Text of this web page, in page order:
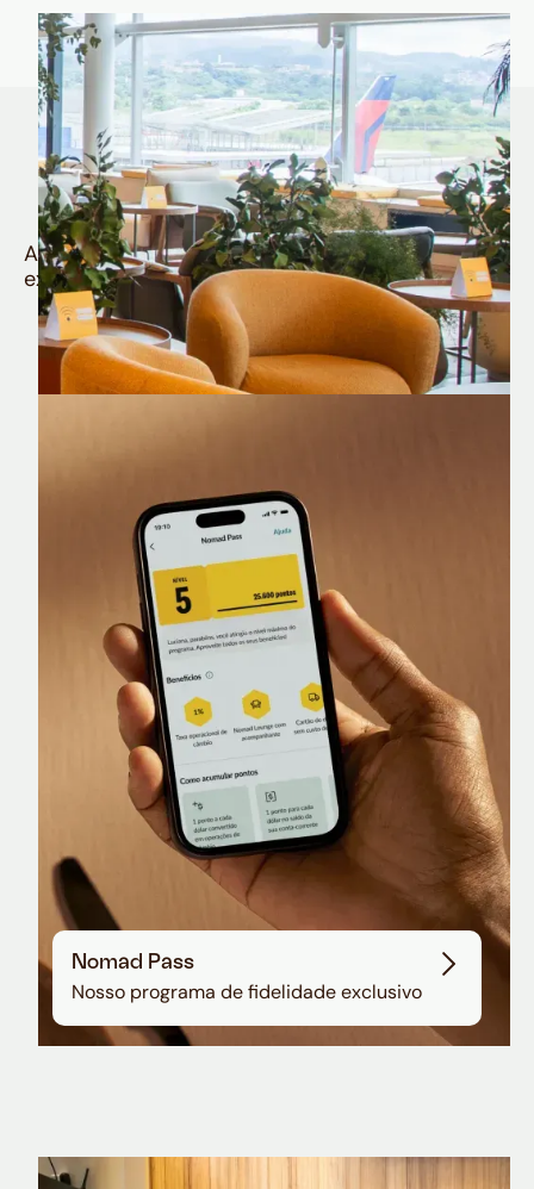
Quem é Nomad tem
muito mais
Aproveite todos os benefícios e vantagens
exclusivas da sua Conta Internacional
Nomad Lounge
Sala VIP no Aeroporto de Guarulhos
Nomad Pass
Nosso programa de fidelidade exclusivo